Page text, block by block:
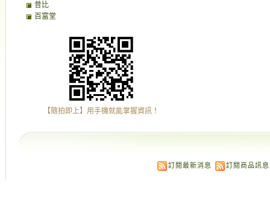
昔比
百富堂
【隨拍即上】用手機就能掌握資訊！
訂閱最新消息 訂閱商品訊息